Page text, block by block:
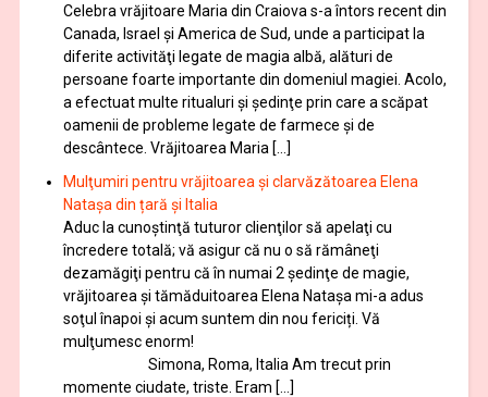
Celebra vrăjitoare Maria din Craiova s-a întors recent din
Canada, Israel şi America de Sud, unde a participat la
diferite activităţi legate de magia albă, alături de
persoane foarte importante din domeniul magiei. Acolo,
a efectuat multe ritualuri şi şedinţe prin care a scăpat
oamenii de probleme legate de farmece şi de
descântece. Vrăjitoarea Maria […]
Mulţumiri pentru vrăjitoarea și clarvăzătoarea Elena
Natașa din țară și Italia
Aduc la cunoştinţă tuturor clienţilor să apelaţi cu
încredere totală; vă asigur că nu o să rămâneţi
dezamăgiţi pentru că în numai 2 şedinţe de magie,
vrăjitoarea și tămăduitoarea Elena Natașa mi-a adus
soţul înapoi și acum suntem din nou fericiți. Vă
mulţumesc enorm!
Simona, Roma, Italia Am trecut prin
momente ciudate, triste. Eram […]